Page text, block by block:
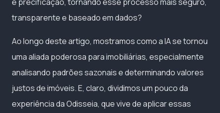
transparente e baseado em dados?
Ao longo deste artigo, mostramos como a IA se tornou
uma aliada poderosa para imobiliárias, especialmente
analisando padrões sazonais e determinando valores
justos de imóveis. E, claro, dividimos um pouco da
experiência da Odisseia, que vive de aplicar essas